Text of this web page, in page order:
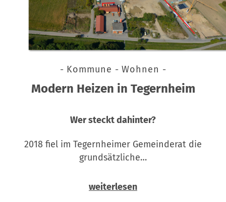
- Kommune - Wohnen -
Modern Heizen in Tegernheim
Wer steckt dahinter?
2018 fiel im Tegernheimer Gemeinderat die
grundsätzliche…
weiterlesen